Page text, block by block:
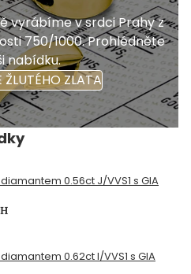
vyrábíme v srdci Prahy z
750/1000. Prohlédněte
nabídku.
ŽLUTÉHO ZLATA
0.56ct J/VVS1 s GIA
0.62ct I/VVS1 s GIA